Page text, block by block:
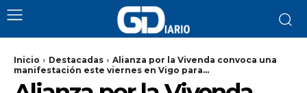
Inicio Destacadas
Alianza por la Vivenda convoca una
manifestación este viernes en Vigo para...